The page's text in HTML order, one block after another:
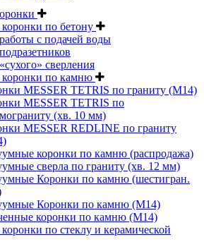
по бетону
с подачей воды
сверления
по камню
MESSER TETRIS по граниту (М14)
MESSER TETRIS по
(хв. 10 мм)
MESSER REDLINE по граниту
коронки по камню (распродажа)
сверла по граниту (хв. 12 мм)
Коронки по камню (шестигран.
Коронки по камню (M14)
коронки по камню (M14)
по стеклу и керамической